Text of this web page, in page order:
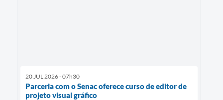
20 JUL 2026 - 07h30
Parceria com o Senac oferece curso de editor de
projeto visual gráfico